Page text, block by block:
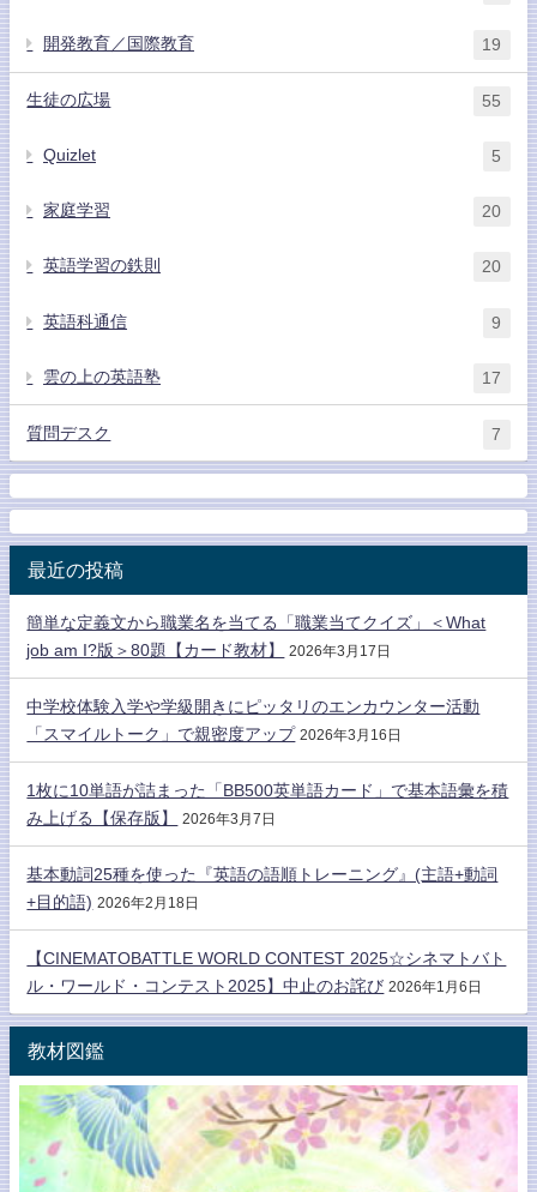
開発教育／国際教育 19
生徒の広場 55
Quizlet 5
家庭学習 20
英語学習の鉄則 20
英語科通信 9
雲の上の英語塾 17
質問デスク 7
最近の投稿
簡単な定義文から職業名を当てる「職業当てクイズ」＜What
job am I?版＞80題【カード教材】
2026年3月17日
中学校体験入学や学級開きにピッタリのエンカウンター活動
「スマイルトーク」で親密度アップ 2026年3月16日
1枚に10単語が詰まった「BB500英単語カード」で基本語彙を積
み上げる【保存版】
2026年3月7日
基本動詞25種を使った『英語の語順トレーニング』(主語+動詞
+目的語) 2026年2月18日
【CINEMATOBATTLE WORLD CONTEST 2025☆シネマトバト
ル・ワールド・コンテスト2025】中止のお詫び 2026年1月6日
教材図鑑